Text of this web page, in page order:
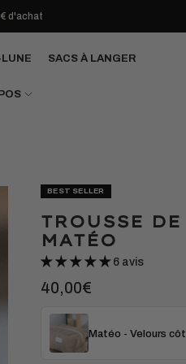
d'achat
SACS À LANGER
BEST SELLER
TROUSSE
MATÉO
6 avis
40,00€
Matéo - Velours